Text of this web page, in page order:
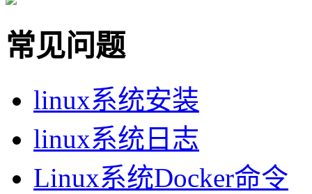
常见问题
linux系统安装
linux系统日志
Linux系统Docker命令